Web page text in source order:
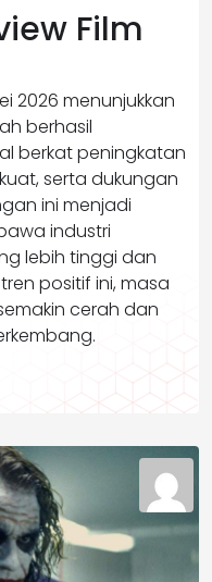
Film
2026 menunjukkan
berhasil
berkat peningkatan
serta dukungan
ini menjadi
industri
lebih tinggi dan
positif ini, masa
cerah dan